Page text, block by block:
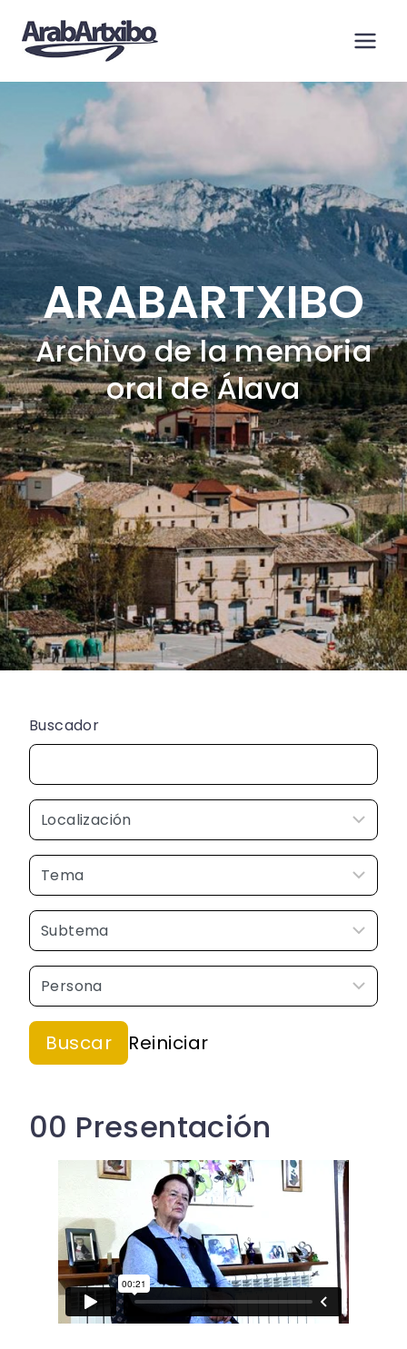
contenido
ARABARTXIBO
Archivo de la memoria
oral de Álava
Buscador
00 Presentación